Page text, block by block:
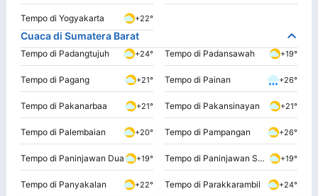
Tempo di Yogyakarta +22°
Cuaca di Sumatera Barat
Tempo di Padangtujuh +24° Tempo di Padansawah +19°
Tempo di Pagang +21° Tempo di Painan +26°
Tempo di Pakanarbaa +21° Tempo di Pakansinayan +21°
Tempo di Palembaian +20° Tempo di Pampangan +26°
Tempo di Paninjawan Dua +19° Tempo di Paninjawan Satu +19°
Tempo di Panyakalan +22° Tempo di Parakkarambil +24°